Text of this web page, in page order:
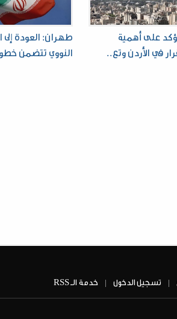
على أهمية
في الأردن وتع..
طهران: العودة إلى
النووي تتضمن
| تسجيل الدخول | خدمة الــ RSS